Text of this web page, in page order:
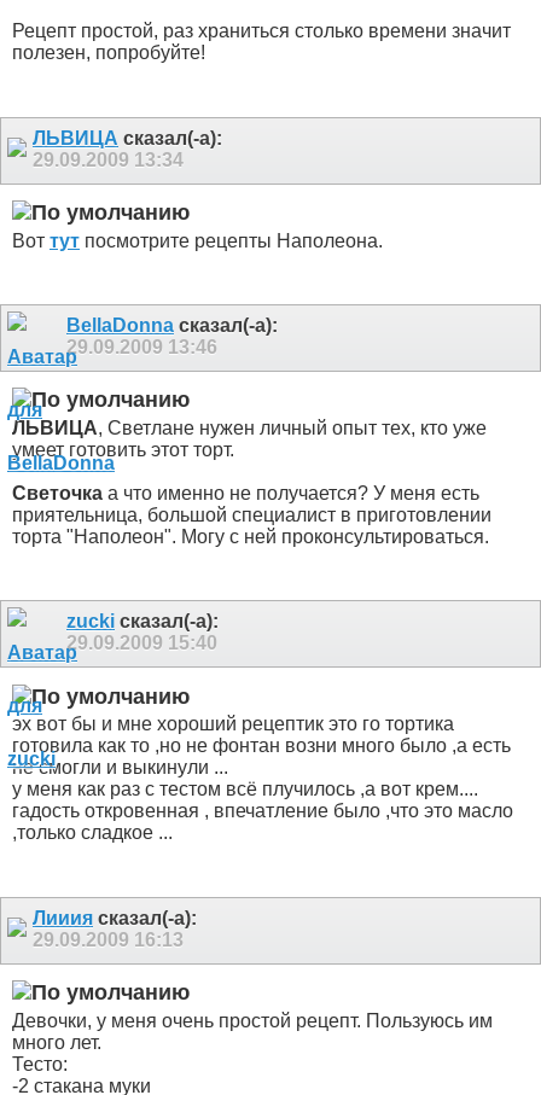
Рецепт простой, раз храниться столько времени значит
полезен, попробуйте!
ЛЬВИЦА сказал(-а):
29.09.2009 13:34
Вот тут посмотрите рецепты Наполеона.
BellaDonna сказал(-а):
29.09.2009 13:46
ЛЬВИЦА, Светлане нужен личный опыт тех, кто уже
умеет готовить этот торт.
Светочка а что именно не получается? У меня есть
приятельница, большой специалист в приготовлении
торта "Наполеон". Могу с ней проконсультироваться.
zucki сказал(-а):
29.09.2009 15:40
эх вот бы и мне хороший рецептик это го тортика
готовила как то ,но не фонтан возни много было ,а есть
не смогли и выкинули ...
у меня как раз с тестом всё плучилось ,а вот крем....
гадость откровенная , впечатление было ,что это масло
,только сладкое ...
Лииия сказал(-а):
29.09.2009 16:13
Девочки, у меня очень простой рецепт. Пользуюсь им
много лет.
Тесто:
-2 стакана муки